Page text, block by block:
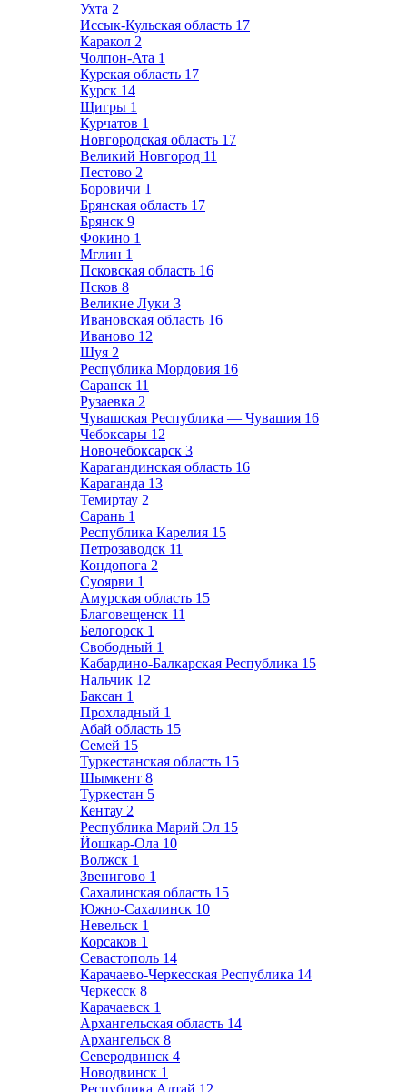
Ухта 2
Иссык-Кульская область 17
Каракол 2
Чолпон-Ата 1
Курская область 17
Курск 14
Щигры 1
Курчатов 1
Новгородская область 17
Великий Новгород 11
Пестово 2
Боровичи 1
Брянская область 17
Брянск 9
Фокино 1
Мглин 1
Псковская область 16
Псков 8
Великие Луки 3
Ивановская область 16
Иваново 12
Шуя 2
Республика Мордовия 16
Саранск 11
Рузаевка 2
Чувашская Республика — Чувашия 16
Чебоксары 12
Новочебоксарск 3
Карагандинская область 16
Караганда 13
Темиртау 2
Сарань 1
Республика Карелия 15
Петрозаводск 11
Кондопога 2
Суоярви 1
Амурская область 15
Благовещенск 11
Белогорск 1
Свободный 1
Кабардино-Балкарская Республика 15
Нальчик 12
Баксан 1
Прохладный 1
Абай область 15
Семей 15
Туркестанская область 15
Шымкент 8
Туркестан 5
Кентау 2
Республика Марий Эл 15
Йошкар-Ола 10
Волжск 1
Звенигово 1
Сахалинская область 15
Южно-Сахалинск 10
Невельск 1
Корсаков 1
Севастополь 14
Карачаево-Черкесская Республика 14
Черкесск 8
Карачаевск 1
Архангельская область 14
Архангельск 8
Северодвинск 4
Новодвинск 1
Республика Алтай 12